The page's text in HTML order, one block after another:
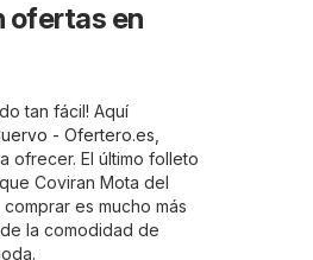
ofertas en
tan fácil! Aquí
- Ofertero.es
ofrecer. El último folleto
Coviran Mota del
es mucho más
la comodidad de